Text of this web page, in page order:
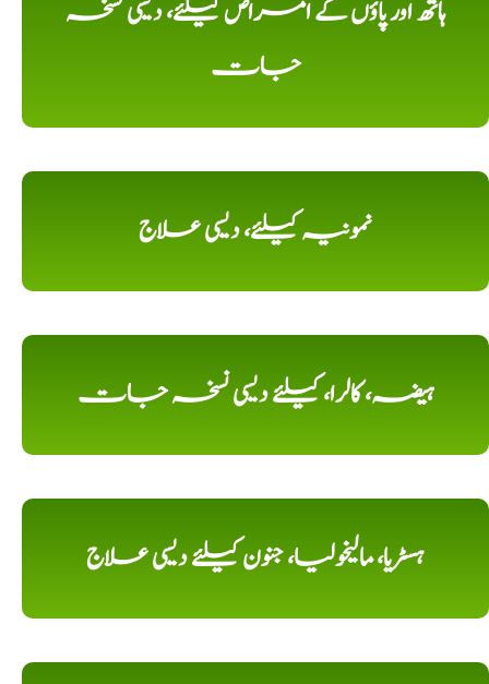
ہاتھ اور پاؤں کے امراض کیلئے، دیسی نسخہ
جات
نمونیہ کیلئے، دیسی علاج
ہیضہ، کالرا، کیلئے دیسی نسخہ جات
ہسٹریا، مالیخولیا، جنون کیلئے دیسی علاج